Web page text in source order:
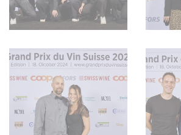
JOBS
WERBUNG
IMPRESSUM
AGB & DATENSCHUTZ